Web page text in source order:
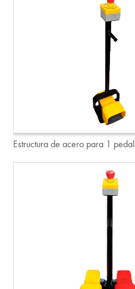
Estructura de acero para 1 pedal